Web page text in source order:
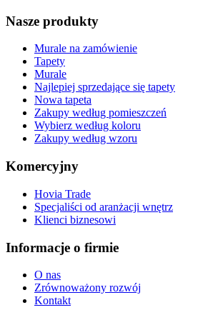
Nasze produkty
Murale na zamówienie
Tapety
Murale
Najlepiej sprzedające się tapety
Nowa tapeta
Zakupy według pomieszczeń
Wybierz według koloru
Zakupy według wzoru
Komercyjny
Hovia Trade
Specjaliści od aranżacji wnętrz
Klienci biznesowi
Informacje o firmie
O nas
Zrównoważony rozwój
Kontakt